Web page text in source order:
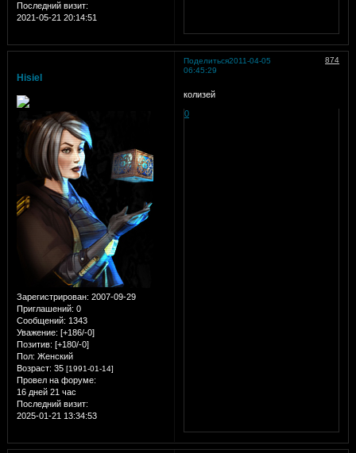
Последний визит:
2021-05-21 20:14:51
Поделиться 874
2011-04-05
06:45:29
Hisiel
Зарегистрирован: 2007-09-29
Приглашений: 0
Сообщений: 1343
Уважение: [+186/-0]
Позитив: [+180/-0]
Пол: Женский
Возраст: 35 [1991-01-14]
Провел на форуме:
16 дней 21 час
Последний визит:
2025-01-21 13:34:53
колизей
0